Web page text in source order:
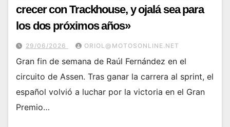
crecer con Trackhouse, y ojalá sea para
los dos próximos años»
29/06/2026 ORIOL@MOTOSONLINE.NET
Gran fin de semana de Raúl Fernández en el
circuito de Assen. Tras ganar la carrera al sprint, el
español volvió a luchar por la victoria en el Gran
Premio…